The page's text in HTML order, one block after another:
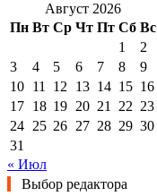
Август 2026
Пн Вт Ср Чт Пт Сб Вс
1
2
3
4 5 6 7 8
9
10 11 12 13 14 15 16
17 18 19 20 21 22 23
24 25 26 27 28 29 30
31
« Июл
Выбор редактора